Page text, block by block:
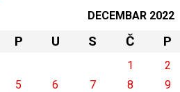
DECEMBAR 2022
P U S Č P
1 2
5
6 7 8 9